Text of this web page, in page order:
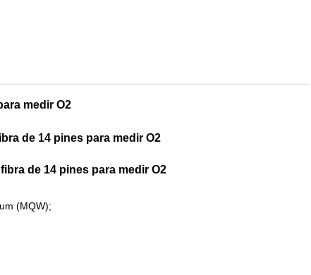
medir O2
de 14 pines para medir O2
de 14 pines para medir O2
(MQW);